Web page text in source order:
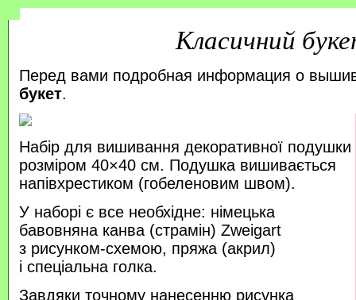
Класичний
Перед вами подробная информация о
букет.
Набір для вишивання декоративної подушки
розміром 40×40 см. Подушка вишивається
напівхрестиком (гобеленовим швом).
У наборі є все необхідне: німецька
бавовняна канва (страмін) Zweigart
з рисунком-схемою, пряжа (акрил)
і спеціальна голка.
Завдяки точному нанесенню рисунка